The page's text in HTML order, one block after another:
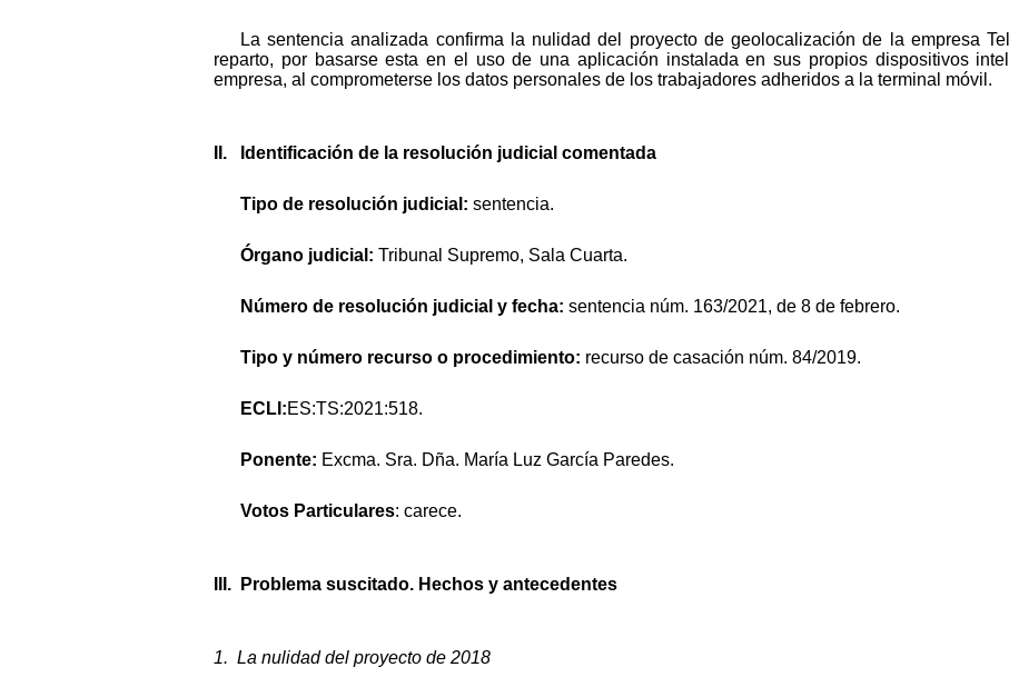
La sentencia analizada confirma la nulidad del proyecto de geolocalización de la empresa
reparto, por basarse esta en el uso de una aplicación instalada en sus propios dispositivos
empresa, al comprometerse los datos personales de los trabajadores adheridos a la terminal móvil.
II. Identificación de la resolución judicial comentada
Tipo de resolución judicial: sentencia.
Órgano judicial: Tribunal Supremo, Sala Cuarta.
Número de resolución judicial y fecha: sentencia núm. 163/2021, de 8 de febrero.
Tipo y número recurso o procedimiento: recurso de casación núm. 84/2019.
ECLI:ES:TS:2021:518.
Ponente: Excma. Sra. Dña. María Luz García Paredes.
Votos Particulares: carece.
III. Problema suscitado. Hechos y antecedentes
1. La nulidad del proyecto de 2018